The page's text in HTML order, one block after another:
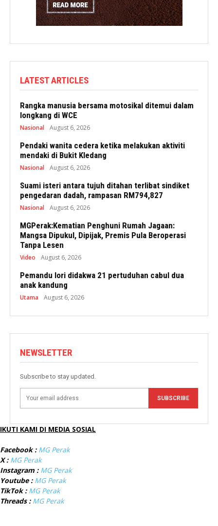
LATEST ARTICLES
Rangka manusia bersama motosikal ditemui dalam
longkang di WCE
Nasional August 6, 2026
Pendaki wanita cedera ketika melakukan aktiviti
mendaki di Bukit Kledang
Nasional August 6, 2026
Suami isteri antara tujuh ditahan terlibat sindiket
pengedaran dadah, rampasan RM794,827
Nasional August 6, 2026
MGPerak:Kematian Penghuni Rumah Jagaan:
Mangsa Dipukul, Dipijak, Premis Pula Beroperasi
Tanpa Lesen
Video August 6, 2026
Pemandu lori didakwa 21 pertuduhan cabul dua
anak kandung
Utama August 6, 2026
NEWSLETTER
Subscribe to stay updated.
SUBSCRIBE
IKUTI KAMI DI MEDIA SOSIAL
Facebook : MG Perak
X : MG Perak
Instagram : MG Perak
Youtube : MG Perak
TikTok : MG Perak
Threads : MG Perak